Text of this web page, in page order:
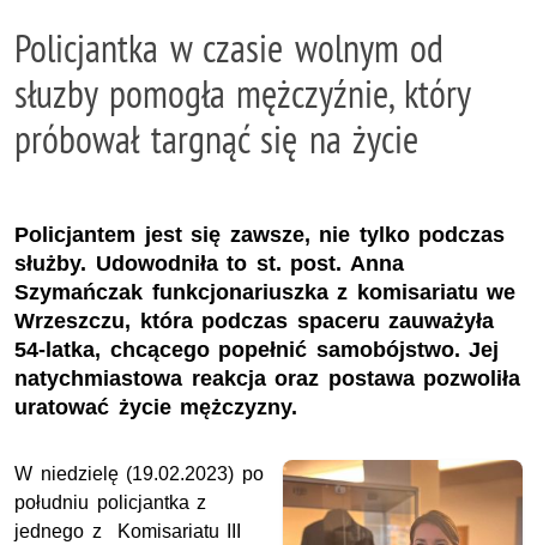
Policjantka w czasie wolnym od
słuzby pomogła mężczyźnie, który
próbował targnąć się na życie
Policjantem jest się zawsze, nie tylko podczas
służby. Udowodniła to st. post. Anna
Szymańczak funkcjonariuszka z komisariatu we
Wrzeszczu, która podczas spaceru zauważyła
54-latka, chcącego popełnić samobójstwo. Jej
natychmiastowa reakcja oraz postawa pozwoliła
uratować życie mężczyzny.
W niedzielę (19.02.2023) po
południu policjantka z
jednego z Komisariatu III